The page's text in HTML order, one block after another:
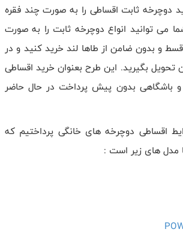
دوچرخه ثابت اقساطی را به صورت چند فقره
توانید انواع دوچرخه ثابت را به صورت
و بدون ضامن از طاها لند خرید کنید و در
بگیرید. این طرح بعنوان خرید اقساطی
و باشگاهی بدون پیش پرداخت در حال حاضر
اقساطی دوچرخه های خانگی پرداختیم که
مدل های زیر است :